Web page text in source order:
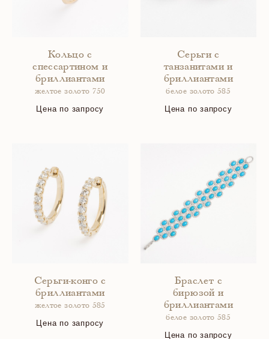
Кольцо с
спессартином и
бриллиантами
желтое золото 750
Цена по запросу
Серьги с
танзанитами и
бриллиантами
белое золото 585
Цена по запросу
Серьги-конго с
бриллиантами
желтое золото 585
Цена по запросу
Браслет с
бирюзой и
бриллиантами
белое золото 585
Цена по запросу